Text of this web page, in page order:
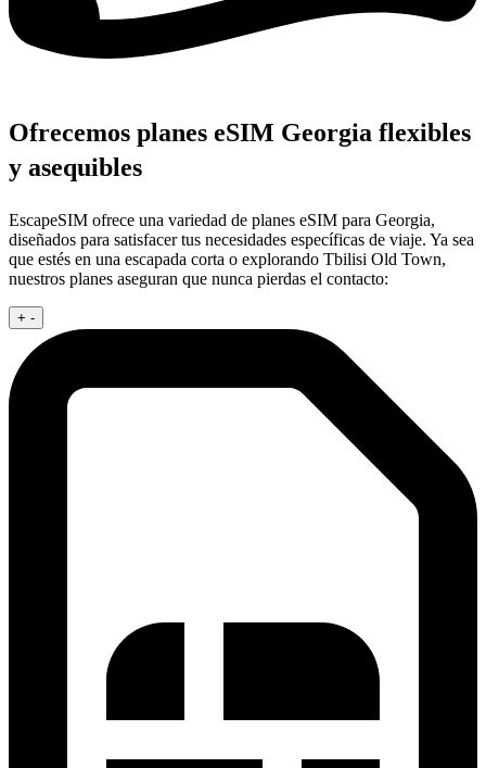
Ofrecemos planes eSIM Georgia flexibles
y asequibles
EscapeSIM ofrece una variedad de planes eSIM para Georgia,
diseñados para satisfacer tus necesidades específicas de viaje. Ya sea
que estés en una escapada corta o explorando Tbilisi Old Town,
nuestros planes aseguran que nunca pierdas el contacto:
+ -